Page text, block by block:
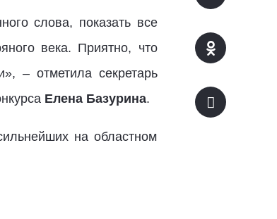
слова, показать все
века. Приятно, что
– отметила секретарь
Елена Базурина.
на областном